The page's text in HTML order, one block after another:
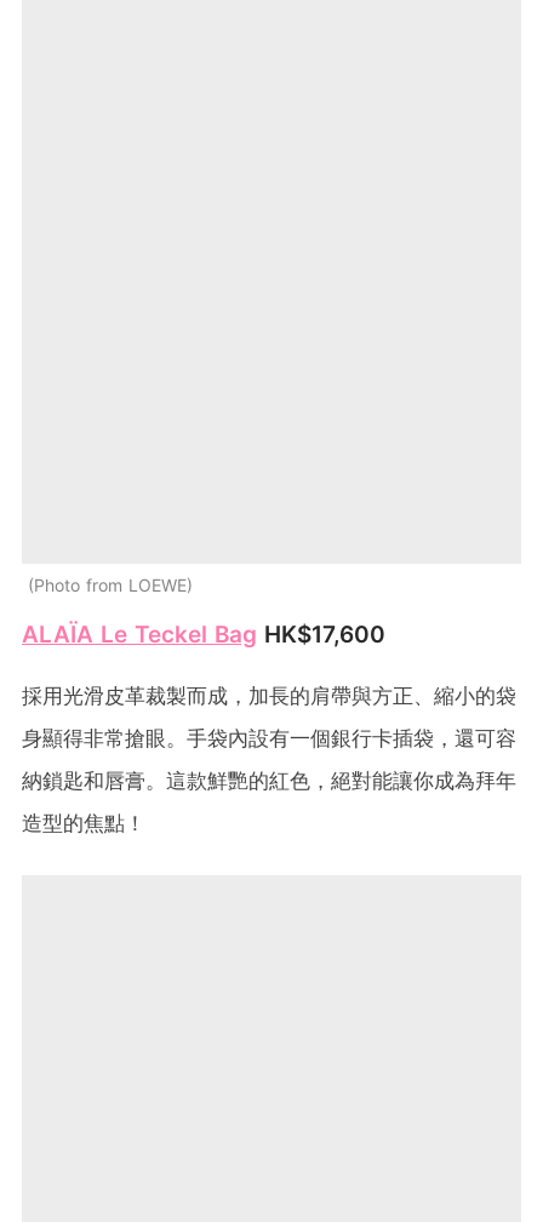
Photo from LOEWE
ALAÏA Le Teckel Bag HK$17,600
採用光滑皮革裁製而成，加長的肩帶與方正、縮小的袋
身顯得非常搶眼。手袋內設有一個銀行卡插袋，還可容
納鎖匙和唇膏。這款鮮艷的紅色，絕對能讓你成為拜年
造型的焦點！